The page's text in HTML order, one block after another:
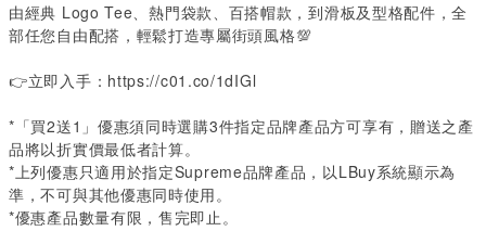
由經典 Logo Tee、熱門袋款、百搭帽款，到滑板及型格配件，全
部任您自由配搭，輕鬆打造專屬街頭風格💯
👉立即入手： https://c01.co/1dIGl
* 「買2送1 」優惠須同時選購3件指定品牌產品方可享有，贈送之產
品將以折實價最低者計算。
*上列優惠只適用於指定Supreme品牌產品，以LBuy系統顯示為
準，不可與其他優惠同時使用。
*優惠產品數量有限，售完即止。